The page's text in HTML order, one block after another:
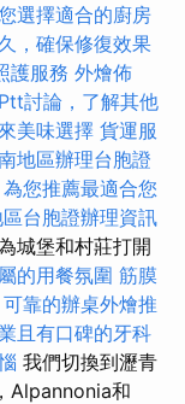
選擇適合的廚房
，確保修復效果
護服務 外燴佈
討論，了解其他
美味選擇 貨運服
地區辦理台胞證
您推薦最適合您
台胞證辦理資訊
城堡和村莊打開
的用餐氛圍 筋膜
可靠的辦桌外燴推
且有口碑的牙科
我們切換到瀝青
Alpannonia和